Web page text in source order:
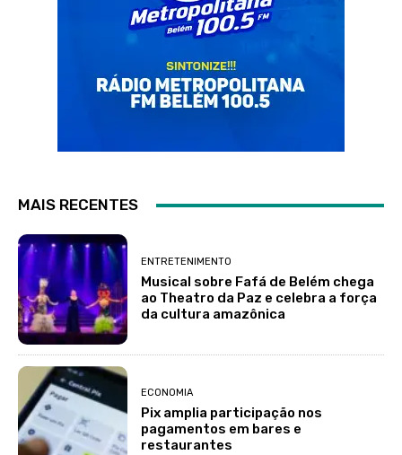
MAIS RECENTES
ENTRETENIMENTO
Musical sobre Fafá de Belém chega
ao Theatro da Paz e celebra a força
da cultura amazônica
ECONOMIA
Pix amplia participação nos
pagamentos em bares e
restaurantes